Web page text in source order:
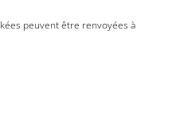
peuvent être renvoyées à